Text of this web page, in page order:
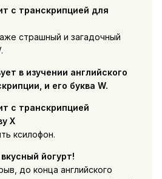
с транскрипцией для
страшный и загадочный
в изучении английского
и его буква W.
с транскрипцией
X
ксилофон.
йогурт!
до конца английского